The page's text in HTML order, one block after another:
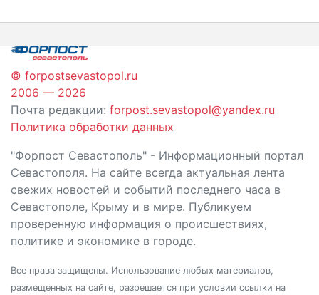
записям
© forpostsevastopol.ru
2006 — 2026
Почта редакции: forpost.sevastopol@yandex.ru
Политика обработки данных
"Форпост Севастополь" - Информационный портал
Севастополя. На сайте всегда актуальная лента
свежих новостей и событий последнего часа в
Севастополе, Крыму и в мире. Публикуем
проверенную информация о происшествиях,
политике и экономике в городе.
Все права защищены. Использование любых материалов,
размещенных на сайте, разрешается при условии ссылки на